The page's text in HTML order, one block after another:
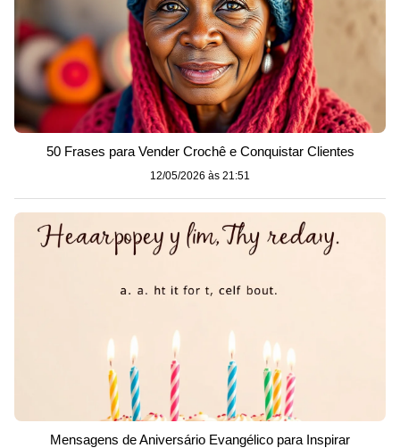
50 Frases para Vender Crochê e Conquistar Clientes
12/05/2026 às 21:51
Mensagens de Aniversário Evangélico para Inspirar